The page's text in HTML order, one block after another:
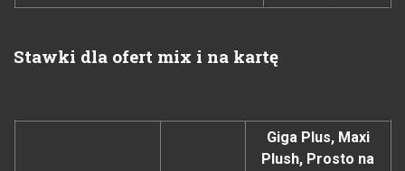
Stawki dla ofert mix i na kartę
Giga Plus, Maxi
Plush, Prosto na